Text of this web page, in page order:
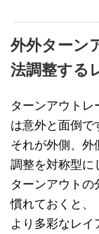
外外ターン
法調整する
ターンアウトレ
は意外と面倒で
それが外側、外
調整を対称型に
ターンアウト
慣れておくと、
より多彩なレイ